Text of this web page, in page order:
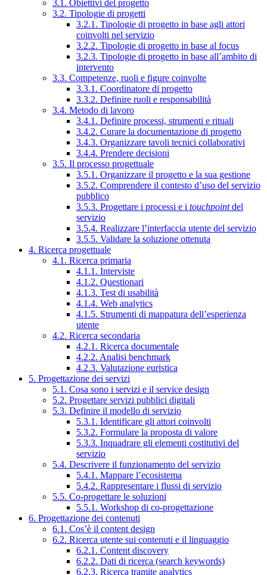
3.1. Obiettivi del progetto
3.2. Tipologie di progetti
3.2.1. Tipologie di progetto in base agli attori
coinvolti nel servizio
3.2.2. Tipologie di progetto in base al focus
3.2.3. Tipologie di progetto in base all’ambito di
intervento
3.3. Competenze, ruoli e figure coinvolte
3.3.1. Coordinatore di progetto
3.3.2. Definire ruoli e responsabilità
3.4. Metodo di lavoro
3.4.1. Definire processi, strumenti e rituali
3.4.2. Curare la documentazione di progetto
3.4.3. Organizzare tavoli tecnici collaborativi
3.4.4. Prendere decisioni
3.5. Il processo progettuale
3.5.1. Organizzare il progetto e la sua gestione
3.5.2. Comprendere il contesto d’uso del servizio
pubblico
3.5.3. Progettare i processi e i touchpointdel
servizio
3.5.4. Realizzare l’interfaccia utente del servizio
3.5.5. Validare la soluzione ottenuta
4. Ricerca progettuale
4.1. Ricerca primaria
4.1.1. Interviste
4.1.2. Questionari
4.1.3. Test di usabilità
4.1.4. Web analytics
4.1.5. Strumenti di mappatura dell’esperienza
utente
4.2. Ricerca secondaria
4.2.1. Ricerca documentale
4.2.2. Analisi benchmark
4.2.3. Valutazione euristica
5. Progettazione dei servizi
5.1. Cosa sono i servizi e il service design
5.2. Progettare servizi pubblici digitali
5.3. Definire il modello di servizio
5.3.1. Identificare gli attori coinvolti
5.3.2. Formulare la proposta di valore
5.3.3. Inquadrare gli elementi costitutivi del
servizio
5.4. Descrivere il funzionamento del servizio
5.4.1. Mappare l’ecosistema
5.4.2. Rappresentare i flussi di servizio
5.5. Co-progettare le soluzioni
5.5.1. Workshop di co-progettazione
6. Progettazione dei contenuti
6.1. Cos’è il content design
6.2. Ricerca utente sui contenuti e il linguaggio
6.2.1. Content discovery
6.2.2. Dati di ricerca (search keywords)
6.2.3. Ricerca tramite analytics